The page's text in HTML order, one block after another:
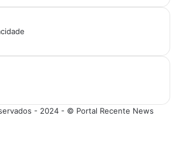
- 2024 - © Portal Recente News